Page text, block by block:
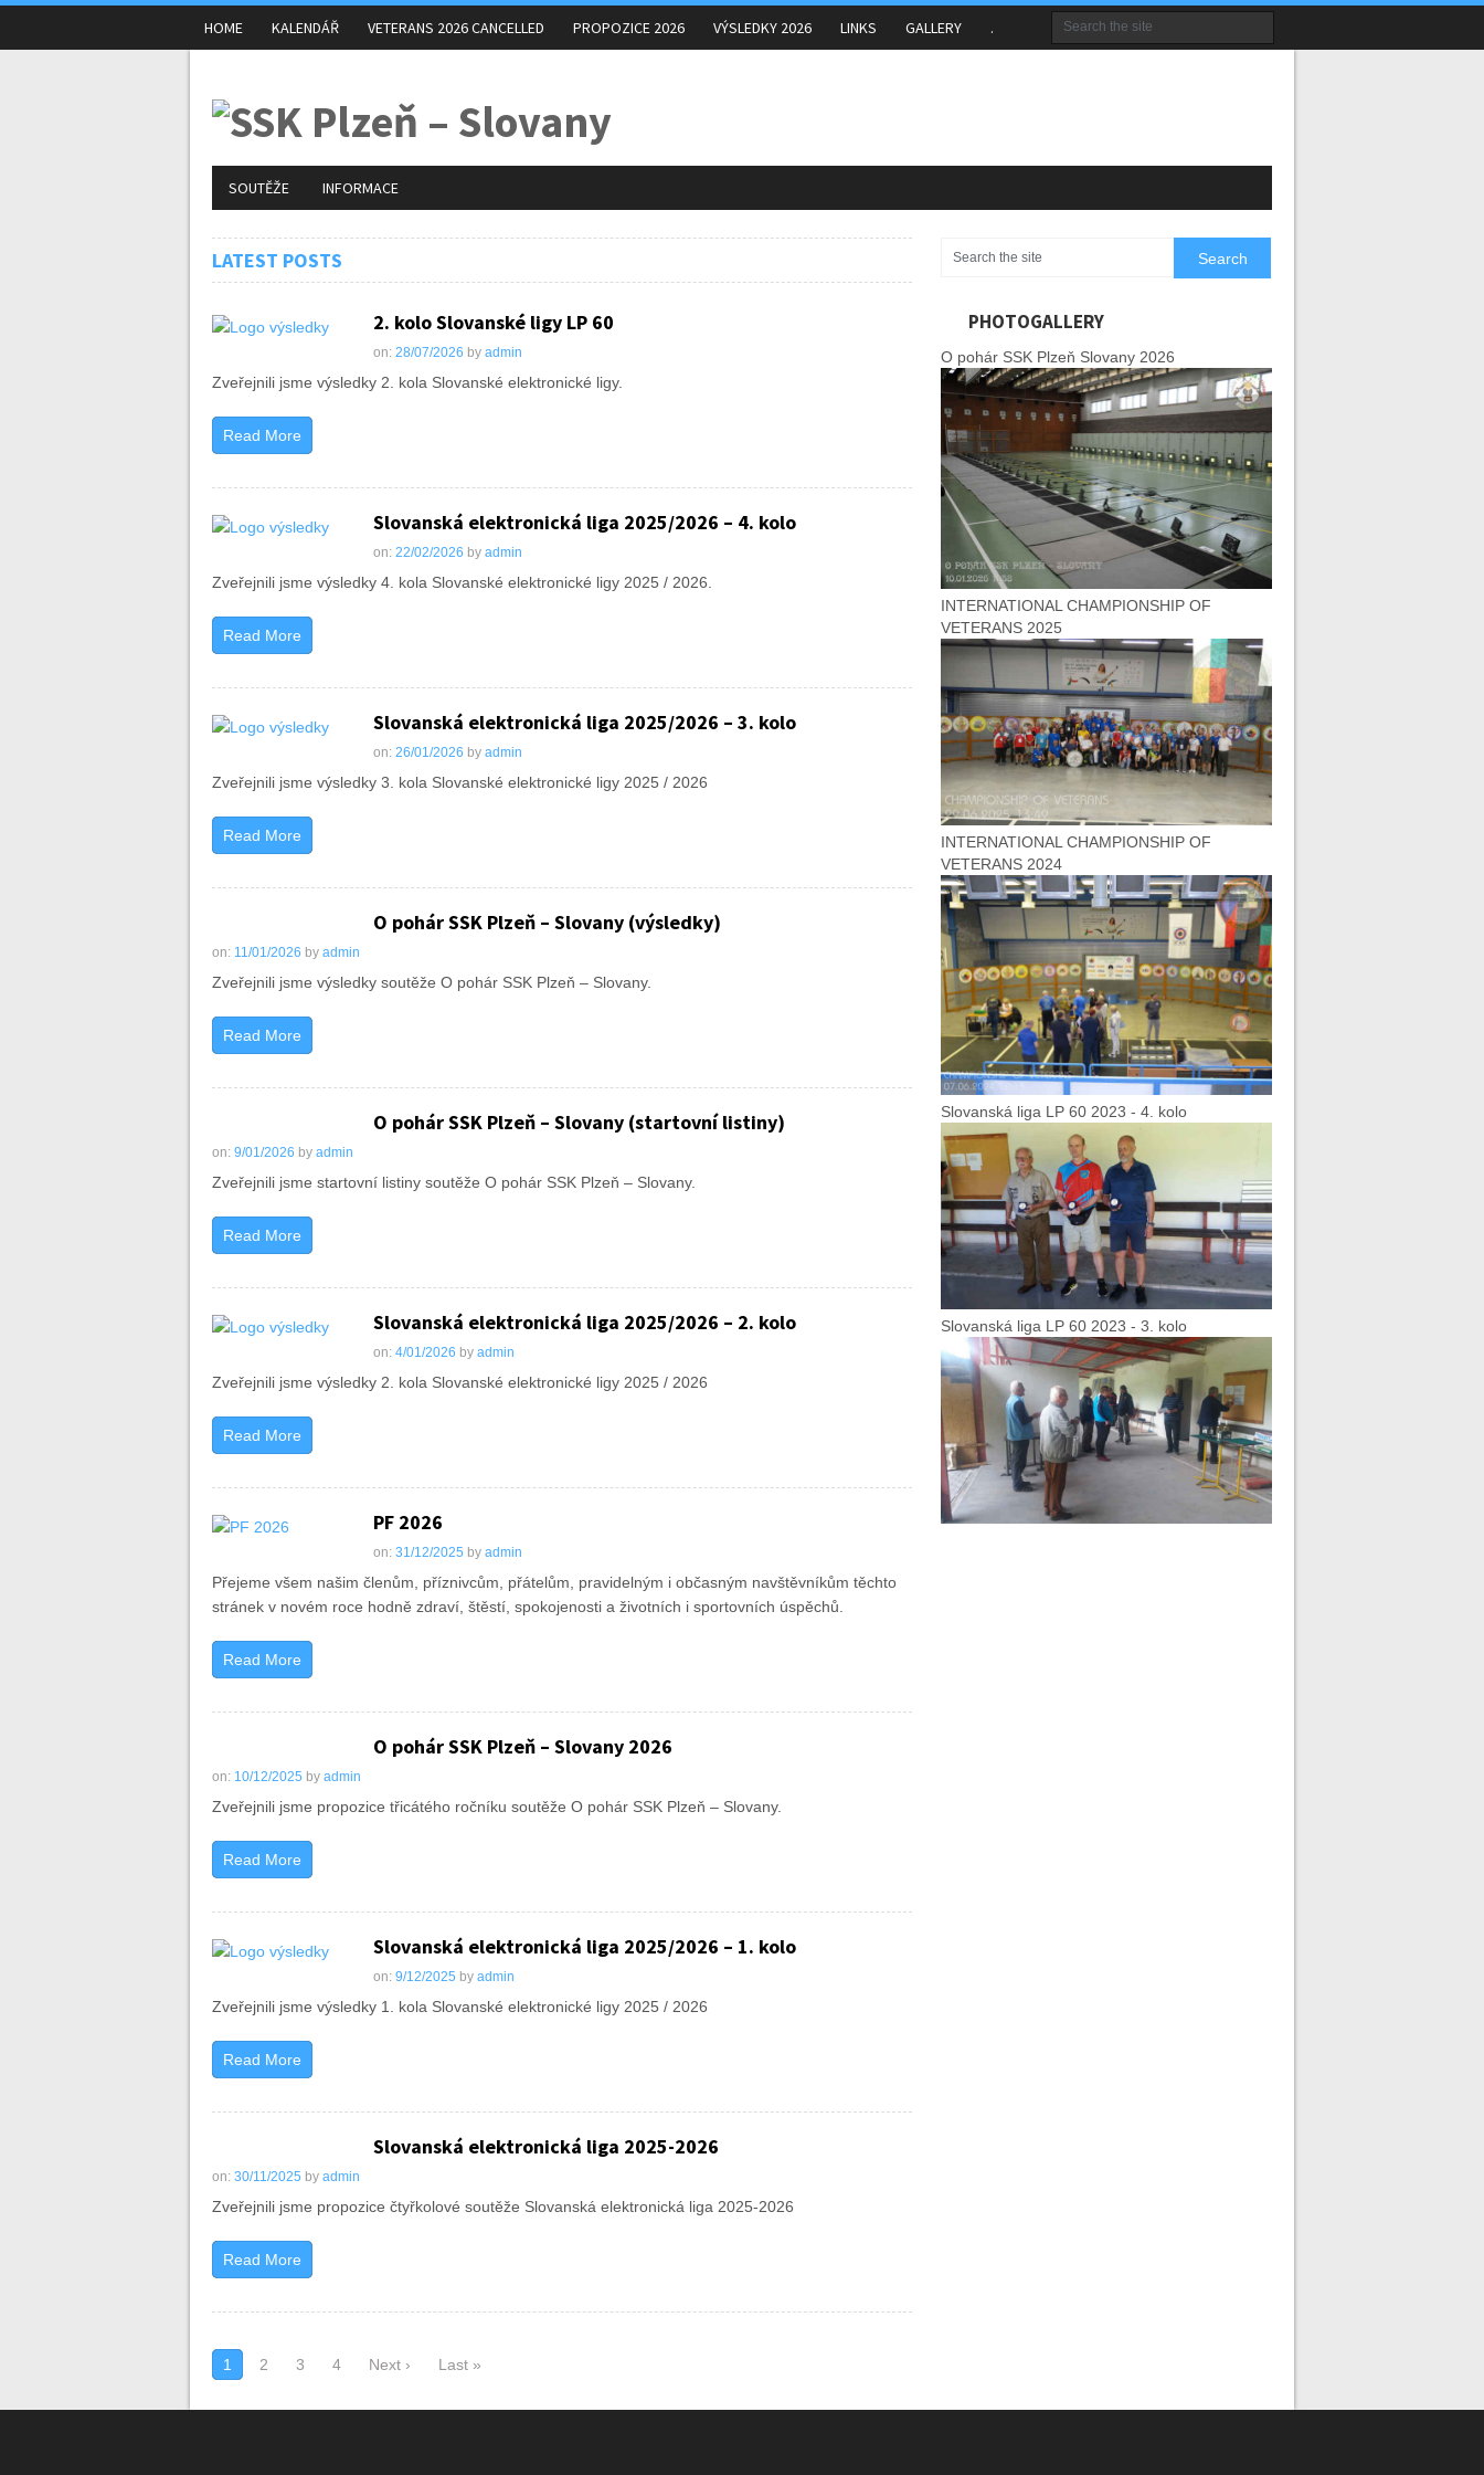
HOME KALENDÁŘ VETERANS 2026 CANCELLED PROPOZICE 2026 VÝSLEDKY 2026 LINKS GALLERY .
SOUTĚŽE INFORMACE
LATEST POSTS
2. kolo Slovanské ligy LP 60
on: 28/07/2026 by admin
Zveřejnili jsme výsledky 2. kola Slovanské elektronické ligy.
Read More
Slovanská elektronická liga 2025/2026 – 4. kolo
on: 22/02/2026 by admin
Zveřejnili jsme výsledky 4. kola Slovanské elektronické ligy 2025 / 2026.
Read More
Slovanská elektronická liga 2025/2026 – 3. kolo
on: 26/01/2026 by admin
Zveřejnili jsme výsledky 3. kola Slovanské elektronické ligy 2025 / 2026
Read More
O pohár SSK Plzeň – Slovany (výsledky)
on: 11/01/2026 by admin
Zveřejnili jsme výsledky soutěže O pohár SSK Plzeň – Slovany.
Read More
O pohár SSK Plzeň – Slovany (startovní listiny)
on: 9/01/2026 by admin
Zveřejnili jsme startovní listiny soutěže O pohár SSK Plzeň – Slovany.
Read More
Slovanská elektronická liga 2025/2026 – 2. kolo
on: 4/01/2026 by admin
Zveřejnili jsme výsledky 2. kola Slovanské elektronické ligy 2025 / 2026
Read More
PF 2026
on: 31/12/2025 by admin
Přejeme všem našim členům, příznivcům, přátelům, pravidelným i občasným navštěvníkům těchto
stránek v novém roce hodně zdraví, štěstí, spokojenosti a životních i sportovních úspěchů.
Read More
O pohár SSK Plzeň – Slovany 2026
on: 10/12/2025 by admin
Zveřejnili jsme propozice třicátého ročníku soutěže O pohár SSK Plzeň – Slovany.
Read More
Slovanská elektronická liga 2025/2026 – 1. kolo
on: 9/12/2025 by admin
Zveřejnili jsme výsledky 1. kola Slovanské elektronické ligy 2025 / 2026
Read More
Slovanská elektronická liga 2025-2026
on: 30/11/2025 by admin
Zveřejnili jsme propozice čtyřkolové soutěže Slovanská elektronická liga 2025-2026
Read More
1 2 3 4 Next › Last »
PHOTOGALLERY
O pohár SSK Plzeň Slovany 2026
INTERNATIONAL CHAMPIONSHIP OF
VETERANS 2025
INTERNATIONAL CHAMPIONSHIP OF
VETERANS 2024
Slovanská liga LP 60 2023 - 4. kolo
Slovanská liga LP 60 2023 - 3. kolo